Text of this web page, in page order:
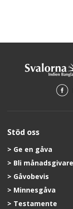
Stöd oss
Ge en gåva
Bli
Gåvobevis
Minnesgåva
Testamente